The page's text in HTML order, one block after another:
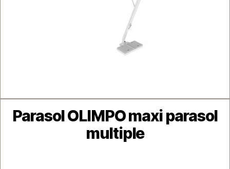
Catégories
Parasol OLIMPO maxi parasol
multiple